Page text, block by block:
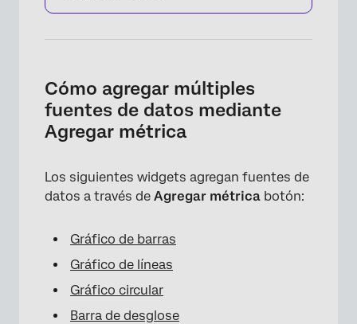
Cómo agregar múltiples
fuentes de datos mediante
Agregar métrica
Los siguientes widgets agregan fuentes de
datos a través de Agregar métrica botón:
Gráfico de barras
Gráfico de líneas
Gráfico circular
Barra de desglose